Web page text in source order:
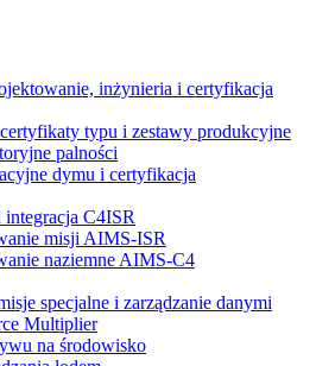
inżynieria i certyfikacja
typu i zestawy produkcyjne
palności
dymu i certyfikacja
C4ISR
misji AIMS-ISR
naziemne AIMS-C4
specjalne i zarządzanie danymi
Multiplier
na środowisko